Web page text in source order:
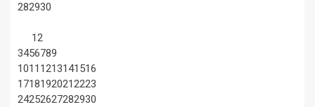
282930
12
3456789
1011 1213141516
17181920212223
24252627282930